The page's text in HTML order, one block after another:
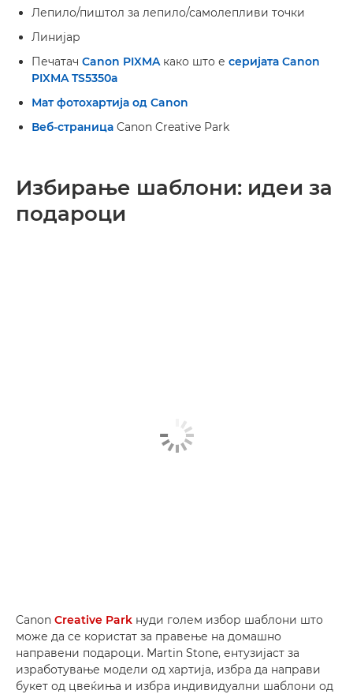
Лепило/пиштол за лепило/самолепливи точки
Линијар
Печатач Canon PIXMA како што е серијата Canon
PIXMA TS5350a
Мат фотохартија од Canon
Веб-страница Canon Creative Park
Избирање шаблони: идеи за
подароци
Canon Creative Park нуди голем избор шаблони што
може да се користат за правење на домашно
направени подароци. Martin Stone, ентузијаст за
изработување модели од хартија, избра да направи
букет од цвеќиња и избра индивидуални шаблони од